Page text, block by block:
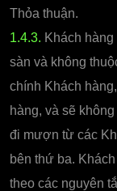
Thỏa thuận.
1.4.3. Khách
sàn và không
chính Khách
hàng, và sẽ
đi mượn từ các
bên thứ ba.
theo các nguyên